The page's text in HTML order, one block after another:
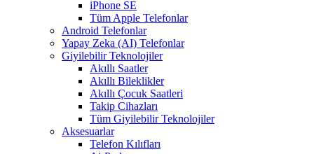
iPhone SE
Tüm Apple Telefonlar
Android Telefonlar
Yapay Zeka (AI) Telefonlar
Giyilebilir Teknolojiler
Akıllı Saatler
Akıllı Bileklikler
Akıllı Çocuk Saatleri
Takip Cihazları
Tüm Giyilebilir Teknolojiler
Aksesuarlar
Telefon Kılıfları